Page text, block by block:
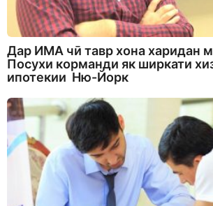
Дар ИМА чӣ тавр хона харидан
Посухи корманди як ширкати
ипотекии Ню-Йорк